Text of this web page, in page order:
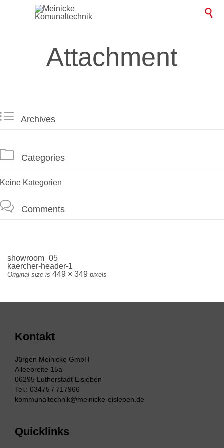

Attachment
 Archives
 Categories
Keine Kategorien
 Comments
showroom_05
kaercher-header-1
Original size is 449 × 349 pixels
Kontakt
Jürgen Meinicke GmbH
Alleebreite 15a
06295 Lutherstadt Eisleben
Tel.: 03475 / 717966
kommunaltechnik@meinicke-eisleben.de
Quicklinks